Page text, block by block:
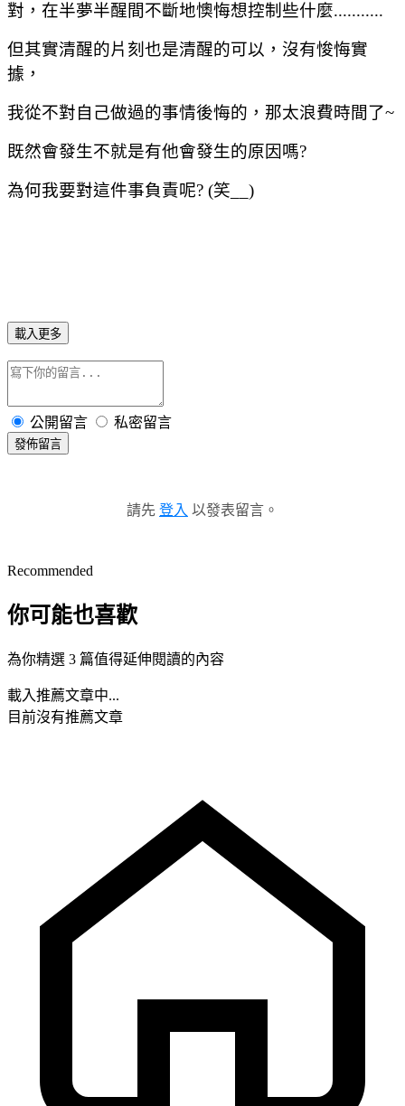
對，在半夢半醒間不斷地懊悔想控制些什麼...........
但其實清醒的片刻也是清醒的可以，沒有悛悔實
據，
我從不對自己做過的事情後悔的，那太浪費時間了~
既然會發生不就是有他會發生的原因嗎?
為何我要對這件事負責呢? (笑__)
載入更多
公開留言 私密留言
發佈留言
請先 登入 以發表留言。
Recommended
你可能也喜歡
為你精選 3 篇值得延伸閱讀的內容
載入推薦文章中...
目前沒有推薦文章